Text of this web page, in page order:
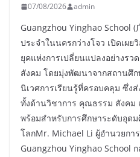
07/08/2026 admin
Guangzhou Yinghao School (
ประจำในนครกว่างโจว เปิดเผ
ยุคแห่งการเปลี่ยนแปลงอย่างรว
สังคม โดยมุ่งพัฒนาจากสถานศึ
นิเวศการเรียนรู้ที่ครอบคลุม ซึ่ง
ทั้งด้านวิชาการ คุณธรรม สังคม
พร้อมสำหรับการศึกษาระดับอุด
โลกMr. Michael Li ผู้อำนวยกา
Guangzhou Yinghao School